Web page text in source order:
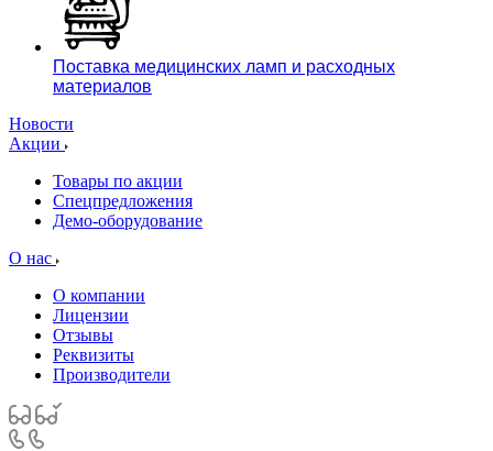
Поставка медицинских ламп и расходных
материалов
Новости
Акции
Товары по акции
Спецпредложения
Демо-оборудование
О нас
О компании
Лицензии
Отзывы
Реквизиты
Производители